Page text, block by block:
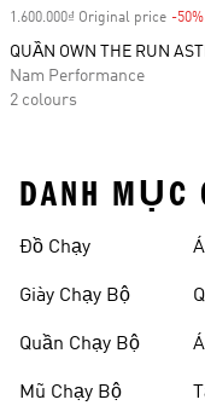
1.600.000₫ Original price -50%
QUẦN OWN THE RUN
Nam Performance
2 colours
DANH MỤC
Đồ Chạy
Giày Chạy Bộ
Quần Chạy Bộ
Mũ Chạy Bộ